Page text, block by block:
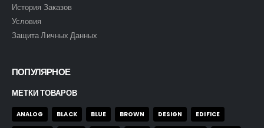
История Заказов
Условия
Защита Личных Данных
ПОПУЛЯРНОЕ
МЕТКИ ТОВАРОВ
ANALOG BLACK BLUE BROWN DESIGN EDIFICE